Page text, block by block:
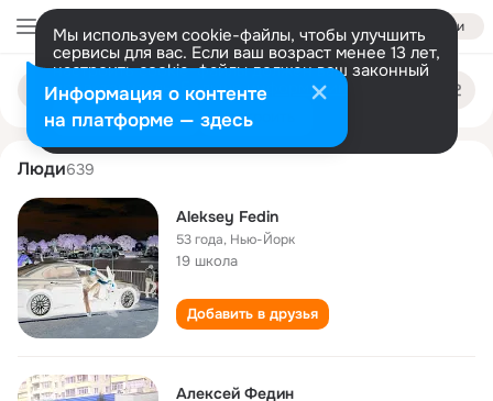
Войти
Мы используем cookie-файлы, чтобы улучшить
сервисы для вас. Если ваш возраст менее 13 лет,
настроить cookie-файлы должен ваш законный
представитель. Больше информации
Разрешить все Настроить
Поиск
людям
aleksey fedin
Люди639
Aleksey Fedin
53 года, Нью-Йорк
19 школа
Добавить в друзья
Алексей Федин
Информация о контенте
на платформе — здесь